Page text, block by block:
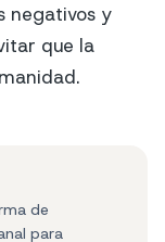
negativos y
que la
de
para